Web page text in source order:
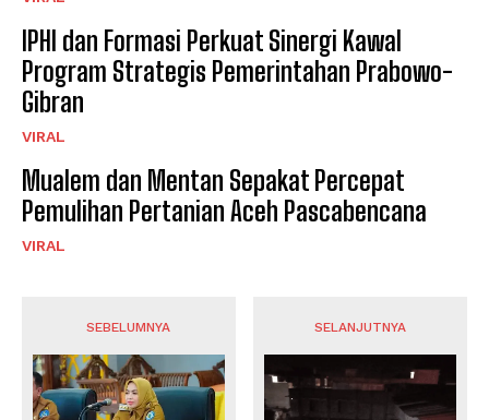
IPHI dan Formasi Perkuat Sinergi Kawal
Program Strategis Pemerintahan Prabowo-
Gibran
VIRAL
Mualem dan Mentan Sepakat Percepat
Pemulihan Pertanian Aceh Pascabencana
VIRAL
SEBELUMNYA SELANJUTNYA